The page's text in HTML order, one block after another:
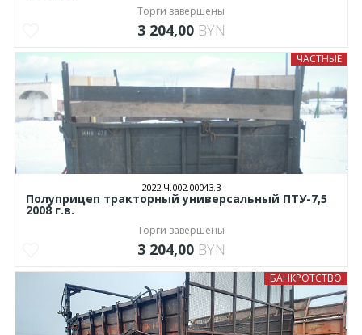
Торги завершены
3 204,00 BYN
ЧАСТНЫЕ
2022.Ч.002.00043.3
Полуприцеп тракторный универсальный ПТУ-7,5
2008 г.в.
Торги завершены
3 204,00 BYN
БАНКРОТСТВО